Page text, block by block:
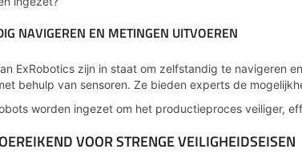
NAVIGEREN EN METINGEN UITVOEREN
ExRobotics zijn in staat om zelfstandig te navigeren
behulp van sensoren. Ze bieden experts de
worden ingezet om het productieproces veiliger,
VOOR STRENGE VEILIGHEIDSEISEN